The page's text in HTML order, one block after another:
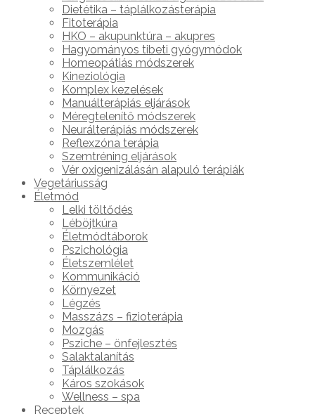
Dietétika – táplálkozásterápia
Fitoterápia
HKO – akupunktúra – akupres
Hagyományos tibeti gyógymódok
Homeopátiás módszerek
Kineziológia
Komplex kezelések
Manuálterápiás eljárások
Méregtelenítő módszerek
Neurálterápiás módszerek
Reflexzóna terápia
Szemtréning eljárások
Vér oxigenizálásán alapuló terápiák
Vegetáriusság
Életmód
Lelki töltődés
Léböjtkúra
Életmódtáborok
Pszichológia
Életszemlélet
Kommunikáció
Környezet
Légzés
Masszázs – fizioterápia
Mozgás
Psziche – önfejlesztés
Salaktalanítás
Táplálkozás
Káros szokások
Wellness – spa
Receptek